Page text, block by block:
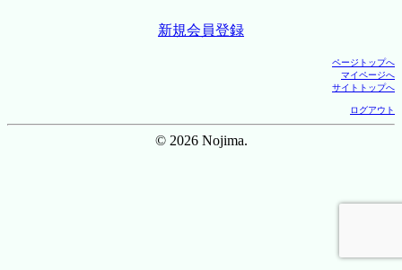
新規会員登録
ページトップへ
マイページへ
サイトトップへ
ログアウト
© 2026 Nojima.